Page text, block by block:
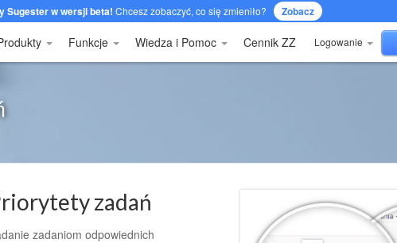
Sugester w wersji beta! Chcesz zobaczyć, co się zmieniło? Zobacz
Funkcje Wiedza i Pomoc Cennik ZZ Logowanie
zadań
zadaniom odpowiednich